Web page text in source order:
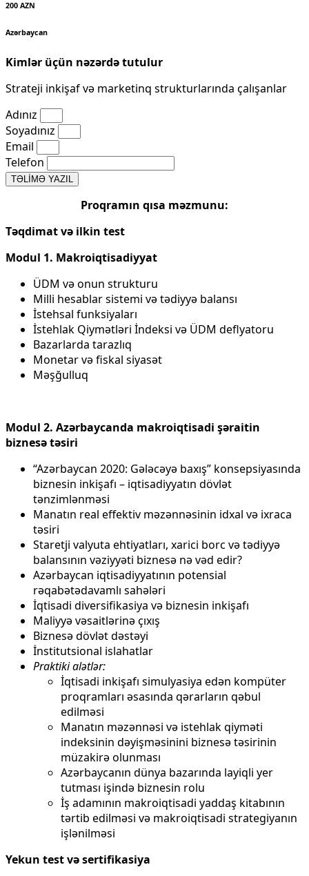
200 AZN
Azərbaycan
Kimlər üçün nəzərdə tutulur
Strateji inkişaf və marketinq strukturlarında çalışanlar
Adınız
Soyadınız
Email
Telefon
TƏLİMƏ YAZIL
Proqramın qısa məzmunu:
Təqdimat və ilkin test
Modul 1. Makroiqtisadiyyat
ÜDM və onun strukturu
Milli hesablar sistemi və tədiyyə balansı
İstehsal funksiyaları
İstehlak Qiymətləri İndeksi və ÜDM deflyatoru
Bazarlarda tarazlıq
Monetar və fiskal siyasət
Məşğulluq
Modul 2. Azərbaycanda makroiqtisadi şəraitin
biznesə təsiri
“Azərbaycan 2020: Gələcəyə baxış” konsepsiyasında
biznesin inkişafı – iqtisadiyyatın dövlət
tənzimlənməsi
Manatın real effektiv məzənnəsinin idxal və ixraca
təsiri
Staretji valyuta ehtiyatları, xarici borc və tədiyyə
balansının vəziyyəti biznesə nə vəd edir?
Azərbaycan iqtisadiyyatının potensial
rəqabətədavamlı sahələri
İqtisadi diversifikasiya və biznesin inkişafı
Maliyyə vəsaitlərinə çıxış
Biznesə dövlət dəstəyi
İnstitutsional islahatlar
Praktiki alətlər:
İqtisadi inkişafı simulyasiya edən kompüter
proqramları əsasında qərarların qəbul
edilməsi
Manatın məzənnəsi və istehlak qiyməti
indeksinin dəyişməsinini biznesə təsirinin
müzakirə olunması
Azərbaycanın dünya bazarında layiqli yer
tutması işində biznesin rolu
İş adamının makroiqtisadi yaddaş kitabının
tərtib edilməsi və makroiqtisadi strategiyanın
işlənilməsi
Yekun test və sertifikasiya